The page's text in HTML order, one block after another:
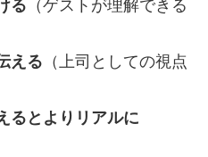
る （ゲストが理解できる
える （上司としての視点
るとよりリアルに